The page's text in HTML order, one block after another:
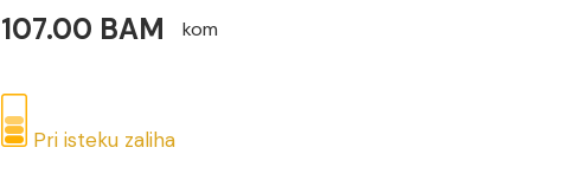
107.00 BAM kom
Pri isteku zaliha